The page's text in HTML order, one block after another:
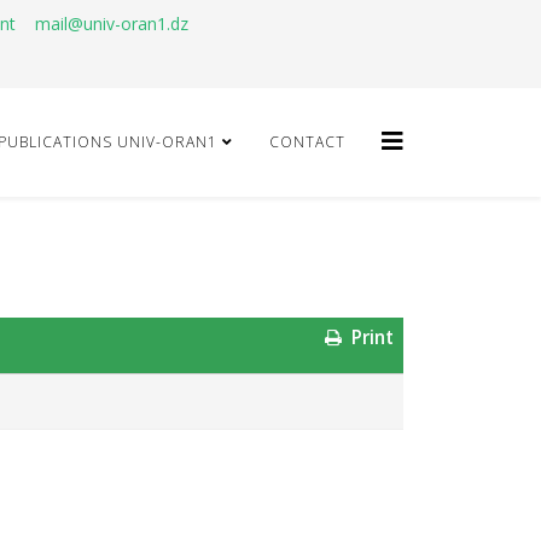
mail@univ-oran1.dz
PUBLICATIONS UNIV-ORAN1 CONTACT
Print